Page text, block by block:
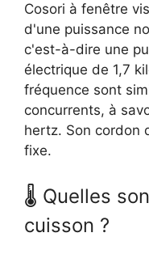
Cosori à fenêtre
d'une puissance
c'est-à-dire une
électrique de 1,7
fréquence sont
concurrents, à
hertz. Son cordon
fixe.
🌡 Quelles
cuisson ?